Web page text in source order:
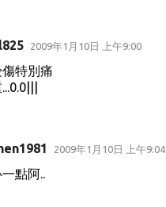
2009年1月10日 上午9:00
特別痛
2009年1月10日 上午9:04
點阿..